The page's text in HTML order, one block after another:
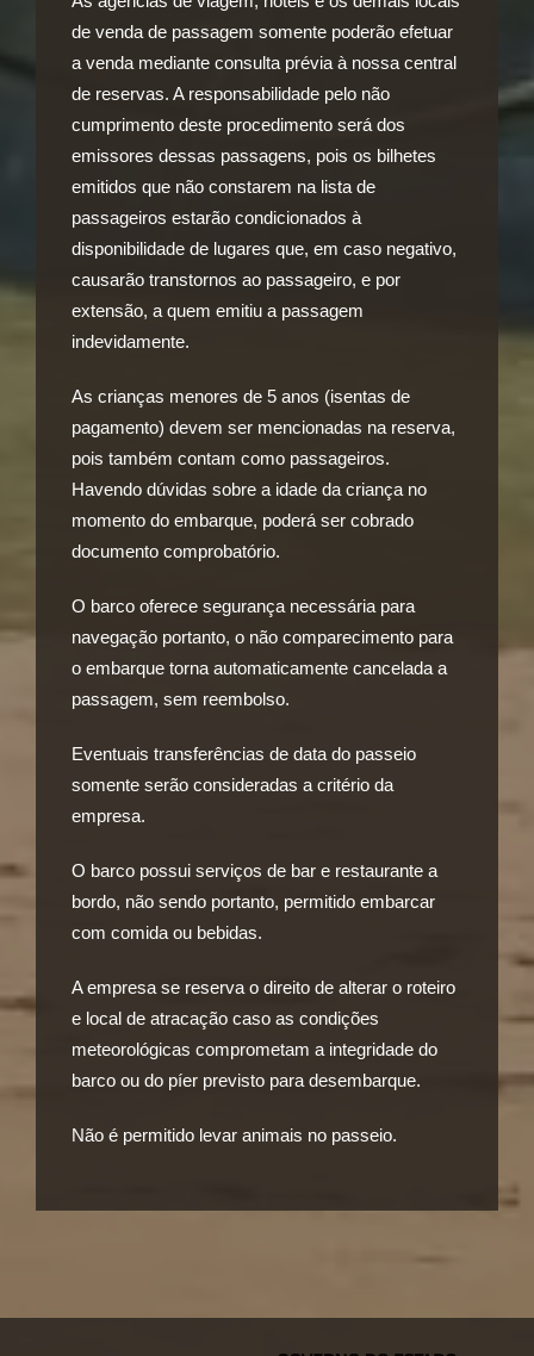
de venda de passagem somente poderão efetuar
a venda mediante consulta prévia à nossa central
de reservas. A responsabilidade pelo não
cumprimento deste procedimento será dos
emissores dessas passagens, pois os bilhetes
emitidos que não constarem na lista de
passageiros estarão condicionados à
disponibilidade de lugares que, em caso negativo,
causarão transtornos ao passageiro, e por
extensão, a quem emitiu a passagem
indevidamente.
As crianças menores de 5 anos (isentas de
pagamento) devem ser mencionadas na reserva,
pois também contam como passageiros.
Havendo dúvidas sobre a idade da criança no
momento do embarque, poderá ser cobrado
documento comprobatório.
O barco oferece segurança necessária para
navegação portanto, o não comparecimento para
o embarque torna automaticamente cancelada a
passagem, sem reembolso.
Eventuais transferências de data do passeio
somente serão consideradas a critério da
empresa.
O barco possui serviços de bar e restaurante a
bordo, não sendo portanto, permitido embarcar
com comida ou bebidas.
A empresa se reserva o direito de alterar o roteiro
e local de atracação caso as condições
meteorológicas comprometam a integridade do
barco ou do píer previsto para desembarque.
Não é permitido levar animais no passeio.